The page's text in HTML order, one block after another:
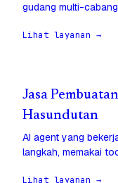
gudang multi-
Lihat layanan →
Jasa
Hasundutan
AI agent yang
langkah, memakai
Lihat layanan →